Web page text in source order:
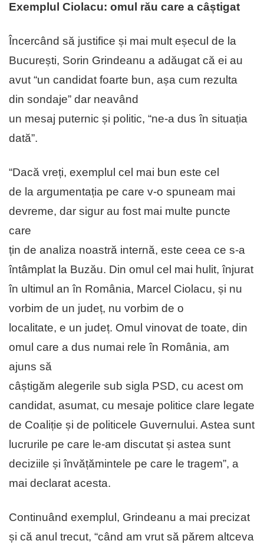
Exemplul Ciolacu: omul rău care a câștigat
Încercând să justifice și mai mult eșecul de la
București, Sorin Grindeanu a adăugat că ei au
avut “un candidat foarte bun, așa cum rezulta
din sondaje” dar neavând
un mesaj puternic și politic, “ne-a dus în situația
dată”.
“Dacă vreți, exemplul cel mai bun este cel
de la argumentația pe care v-o spuneam mai
devreme, dar sigur au fost mai multe puncte
care
țin de analiza noastră internă, este ceea ce s-a
întâmplat la Buzău. Din omul cel mai hulit, înjurat
în ultimul an în România, Marcel Ciolacu, și nu
vorbim de un județ, nu vorbim de o
localitate, e un județ. Omul vinovat de toate, din
omul care a dus numai rele în România, am
ajuns să
câștigăm alegerile sub sigla PSD, cu acest om
candidat, asumat, cu mesaje politice clare legate
de Coaliție și de politicele Guvernului. Astea sunt
lucrurile pe care le-am discutat și astea sunt
deciziile și învățămintele pe care le tragem”, a
mai declarat acesta.
Continuând exemplul, Grindeanu a mai precizat
și că anul trecut, “când am vrut să părem altceva